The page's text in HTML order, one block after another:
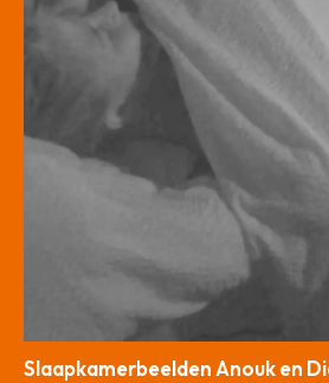
Slaapkamerbeelden Anouk en